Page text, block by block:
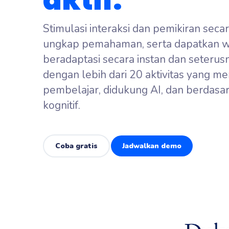
Kumpulkan
Polling
Ungkap
audiens
Stimulasi interaksi dan pemikiran
ungkap pemahaman, serta dapatkan
beradaptasi secara instan dan
dengan lebih dari 20 aktivitas yang
pembelajar, didukung AI, dan
kognitif.
Coba gratis Jadwalkan demo